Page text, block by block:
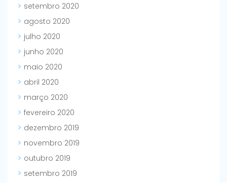
setembro 2020
agosto 2020
julho 2020
junho 2020
maio 2020
abril 2020
março 2020
fevereiro 2020
dezembro 2019
novembro 2019
outubro 2019
setembro 2019